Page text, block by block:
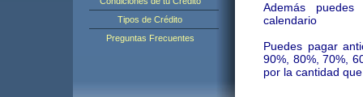
Tipos de Crédito
Preguntas Frecuentes
Además
calendario
Puedes pagar
90%, 80%, 70%,
por la cantidad